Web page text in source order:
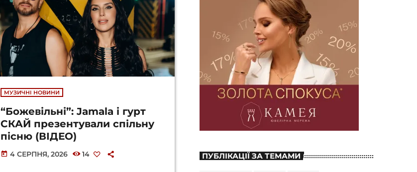
МУЗИЧНІ НОВИНИ
“Божевільні”: Jamala і гурт
СКАЙ презентували спільну
пісню (ВІДЕО)
today 4 СЕРПНЯ, 2026 14 ПУБЛІКАЦІЇ ЗА ТЕМАМИ